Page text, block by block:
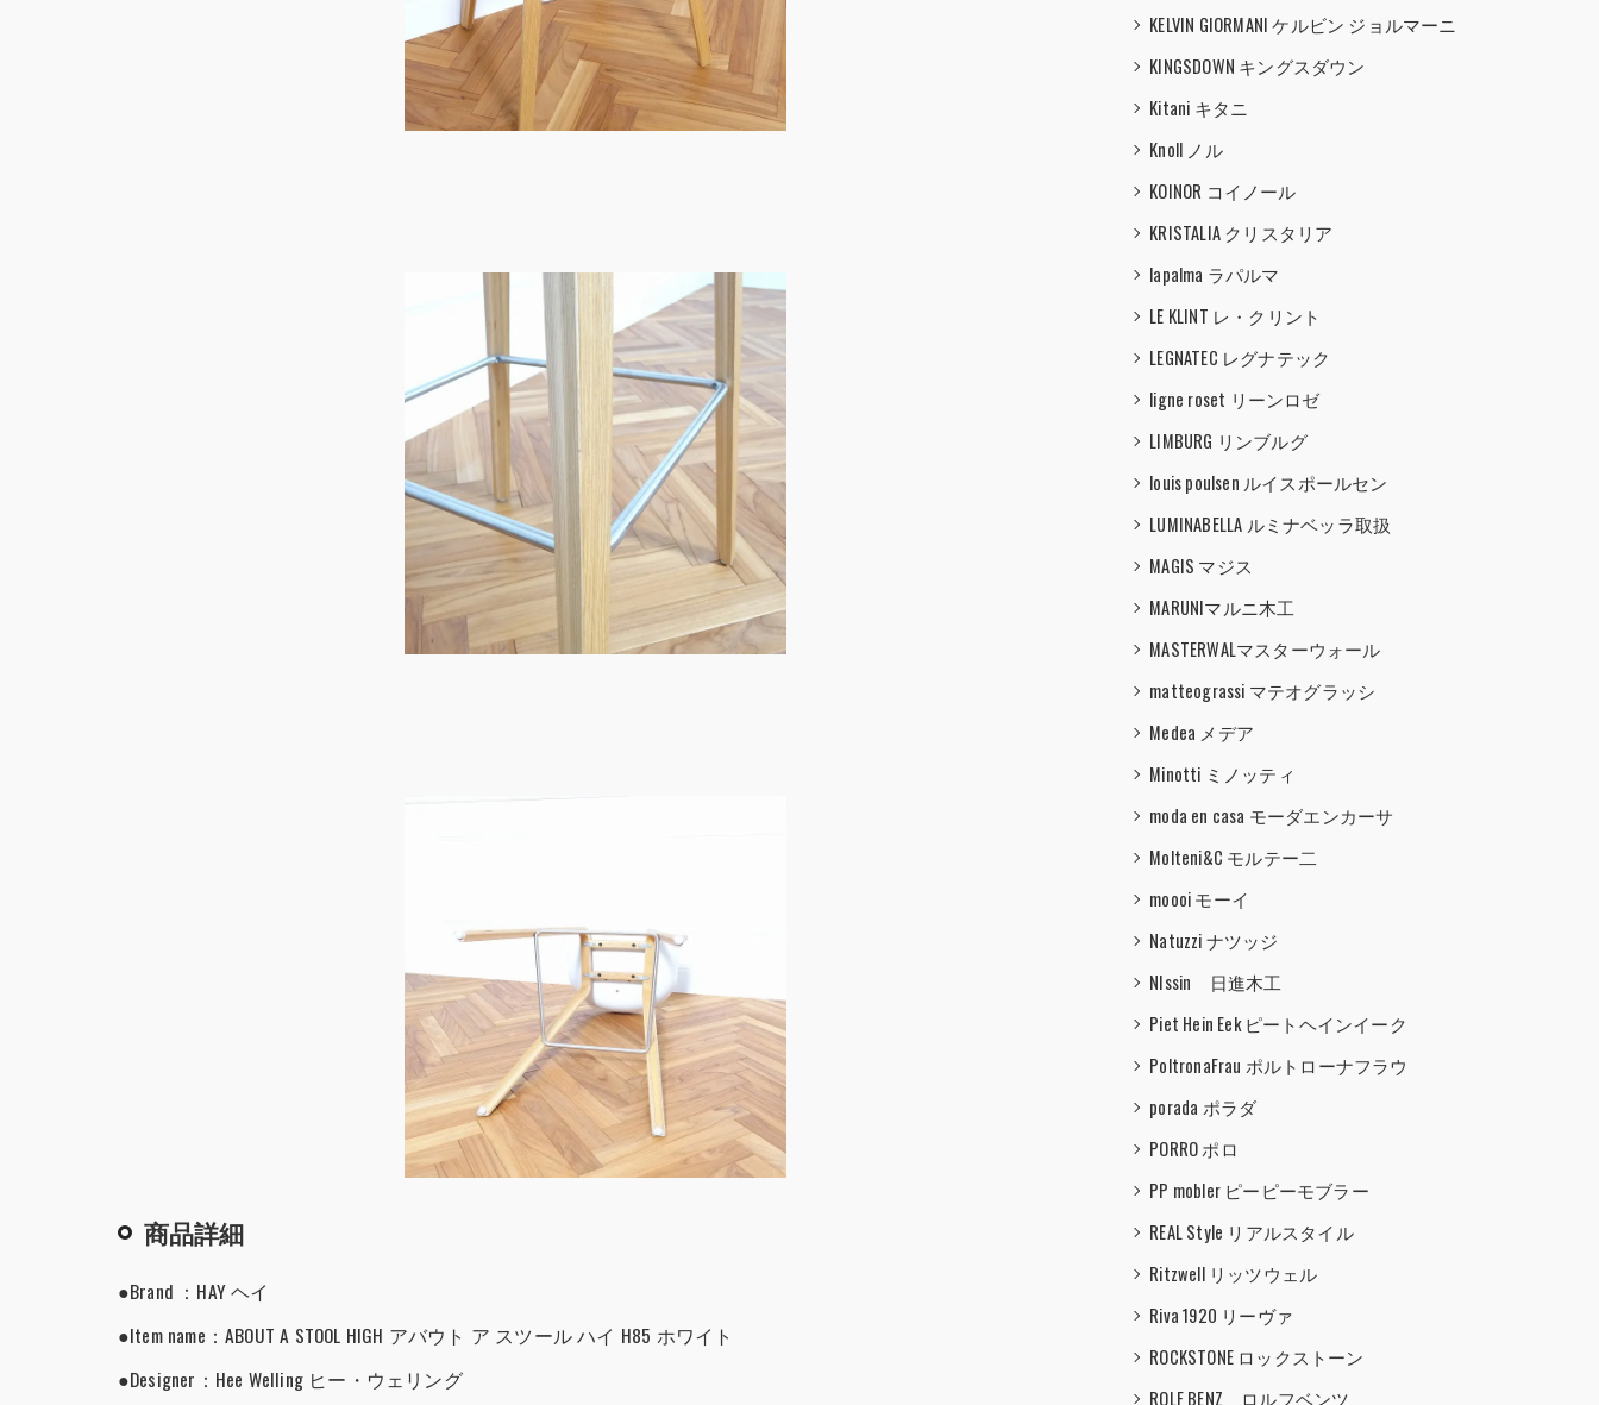
商品詳細
●Brand ：HAY ヘイ
●Item name：ABOUT A STOOL HIGH アバウト ア スツール ハイ H85 ホワイト
●Designer：Hee Welling ヒー・ウェリング
KELVIN GIORMANI ケルビン ジョルマーニ
KINGSDOWN キングスダウン
Kitani キタニ
Knoll ノル
KOINOR コイノール
KRISTALIA クリスタリア
lapalma ラパルマ
LE KLINT レ・クリント
LEGNATEC レグナテック
ligne roset リーンロゼ
LIMBURG リンブルグ
louis poulsen ルイスポールセン
LUMINABELLA ルミナベッラ取扱
MAGIS マジス
MARUNIマルニ木工
MASTERWALマスターウォール
matteograssi マテオグラッシ
Medea メデア
Minotti ミノッティ
moda en casa モーダエンカーサ
Molteni&C モルテー二
moooi モーイ
Natuzzi ナツッジ
NIssin 日進木工
Piet Hein Eek ピートヘインイーク
PoltronaFrau ポルトローナフラウ
porada ポラダ
PORRO ポロ
PP mobler ピーピーモブラー
REAL Style リアルスタイル
Ritzwell リッツウェル
Riva 1920 リーヴァ
ROCKSTONE ロックストーン
ROLF BENZ ロルフベンツ